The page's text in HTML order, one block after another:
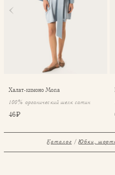
Халат-кимоно Mona
100% органический шелк сатин
46 ₽
Каталог Юбки,